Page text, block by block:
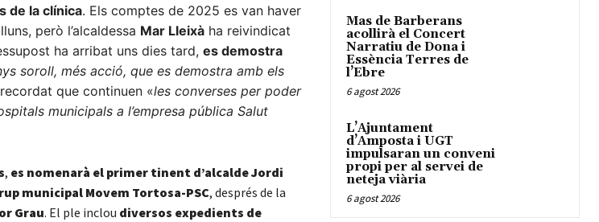
de la clínica. Els comptes de 2025 es van haver
però l’alcaldessa Mar Lleixàha reivindicat
ha arribat uns dies tard, es demostra
soroll, més acció, que es demostra amb els
que continuen «les converses per poder
municipals a l’empresa pública Salut
, es nomenarà el primer tinent d’alcalde Jordi
municipal Movem Tortosa-PSC, després de la
Grau. El ple inclou diversos expedients de
Mas de Barberans
acollirà el Concert
Narratiu de Dona i
Essència Terres de
l’Ebre
6 agost 2026
L’Ajuntament
d’Amposta i UGT
impulsaran un conveni
propi per al servei de
neteja viària
6 agost 2026